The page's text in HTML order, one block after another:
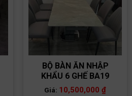
BỘ BÀN ĂN NHẬP
KHẨU 6 GHẾ BA19
Giá: 10,500,000₫